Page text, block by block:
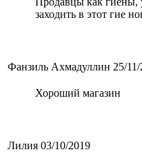
заходить в этот гие
Фанзиль Ахмадуллин 25/
Хороший магазин
Лилия 03/10/2019